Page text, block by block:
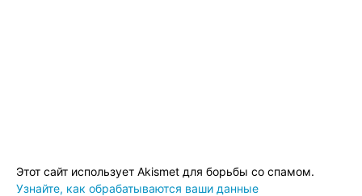
Этот сайт использует Akismet для борьбы со спамом.
Узнайте, как обрабатываются ваши данные